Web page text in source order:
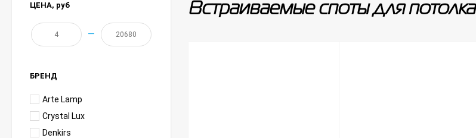
Встраиваемые споты для потолка
ЦЕНА, руб
—
БРЕНД
Arte Lamp
Crystal Lux
Denkirs